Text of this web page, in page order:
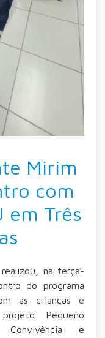
Mirim
com
em Três
na terça-
do programa
as crianças e
Pequeno
e